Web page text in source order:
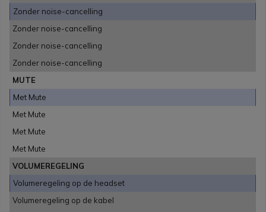
Zonder noise-cancelling
Zonder noise-cancelling
Zonder noise-cancelling
Zonder noise-cancelling
MUTE
Met Mute
Met Mute
Met Mute
Met Mute
VOLUMEREGELING
Volumeregeling op de headset
Volumeregeling op de kabel